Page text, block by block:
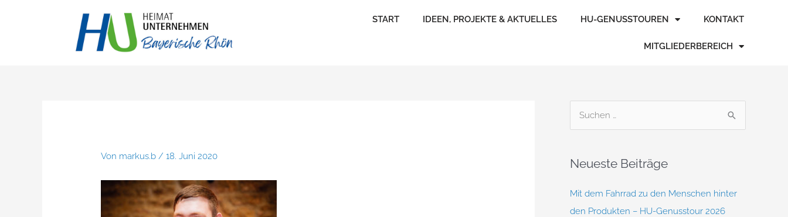
START IDEEN, PROJEKTE & AKTUELLES HU-GENUSSTOUREN KONTAKT
MITGLIEDERBEREICH
Von markus.b/18. Juni 2020
h
e
n
Neueste Beiträge
Mit dem Fahrrad zu den Menschen hinter
den Produkten – HU-Genusstour 2026